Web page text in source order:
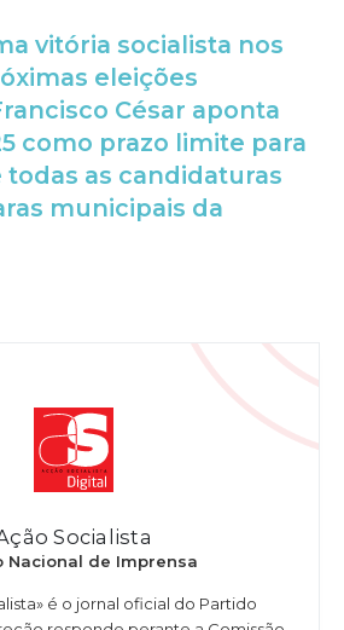
vitória socialista nos
eleições
César aponta
como prazo limite para
todas as candidaturas
municipais da
Socialista
Nacional de Imprensa
é o jornal oficial do Partido